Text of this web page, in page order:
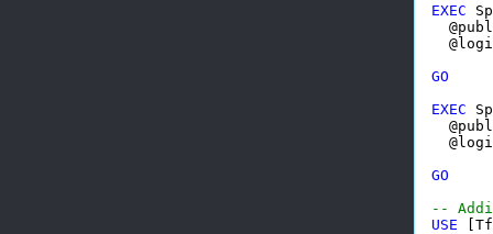
EXEC
GO
EXEC
GO
--
USE